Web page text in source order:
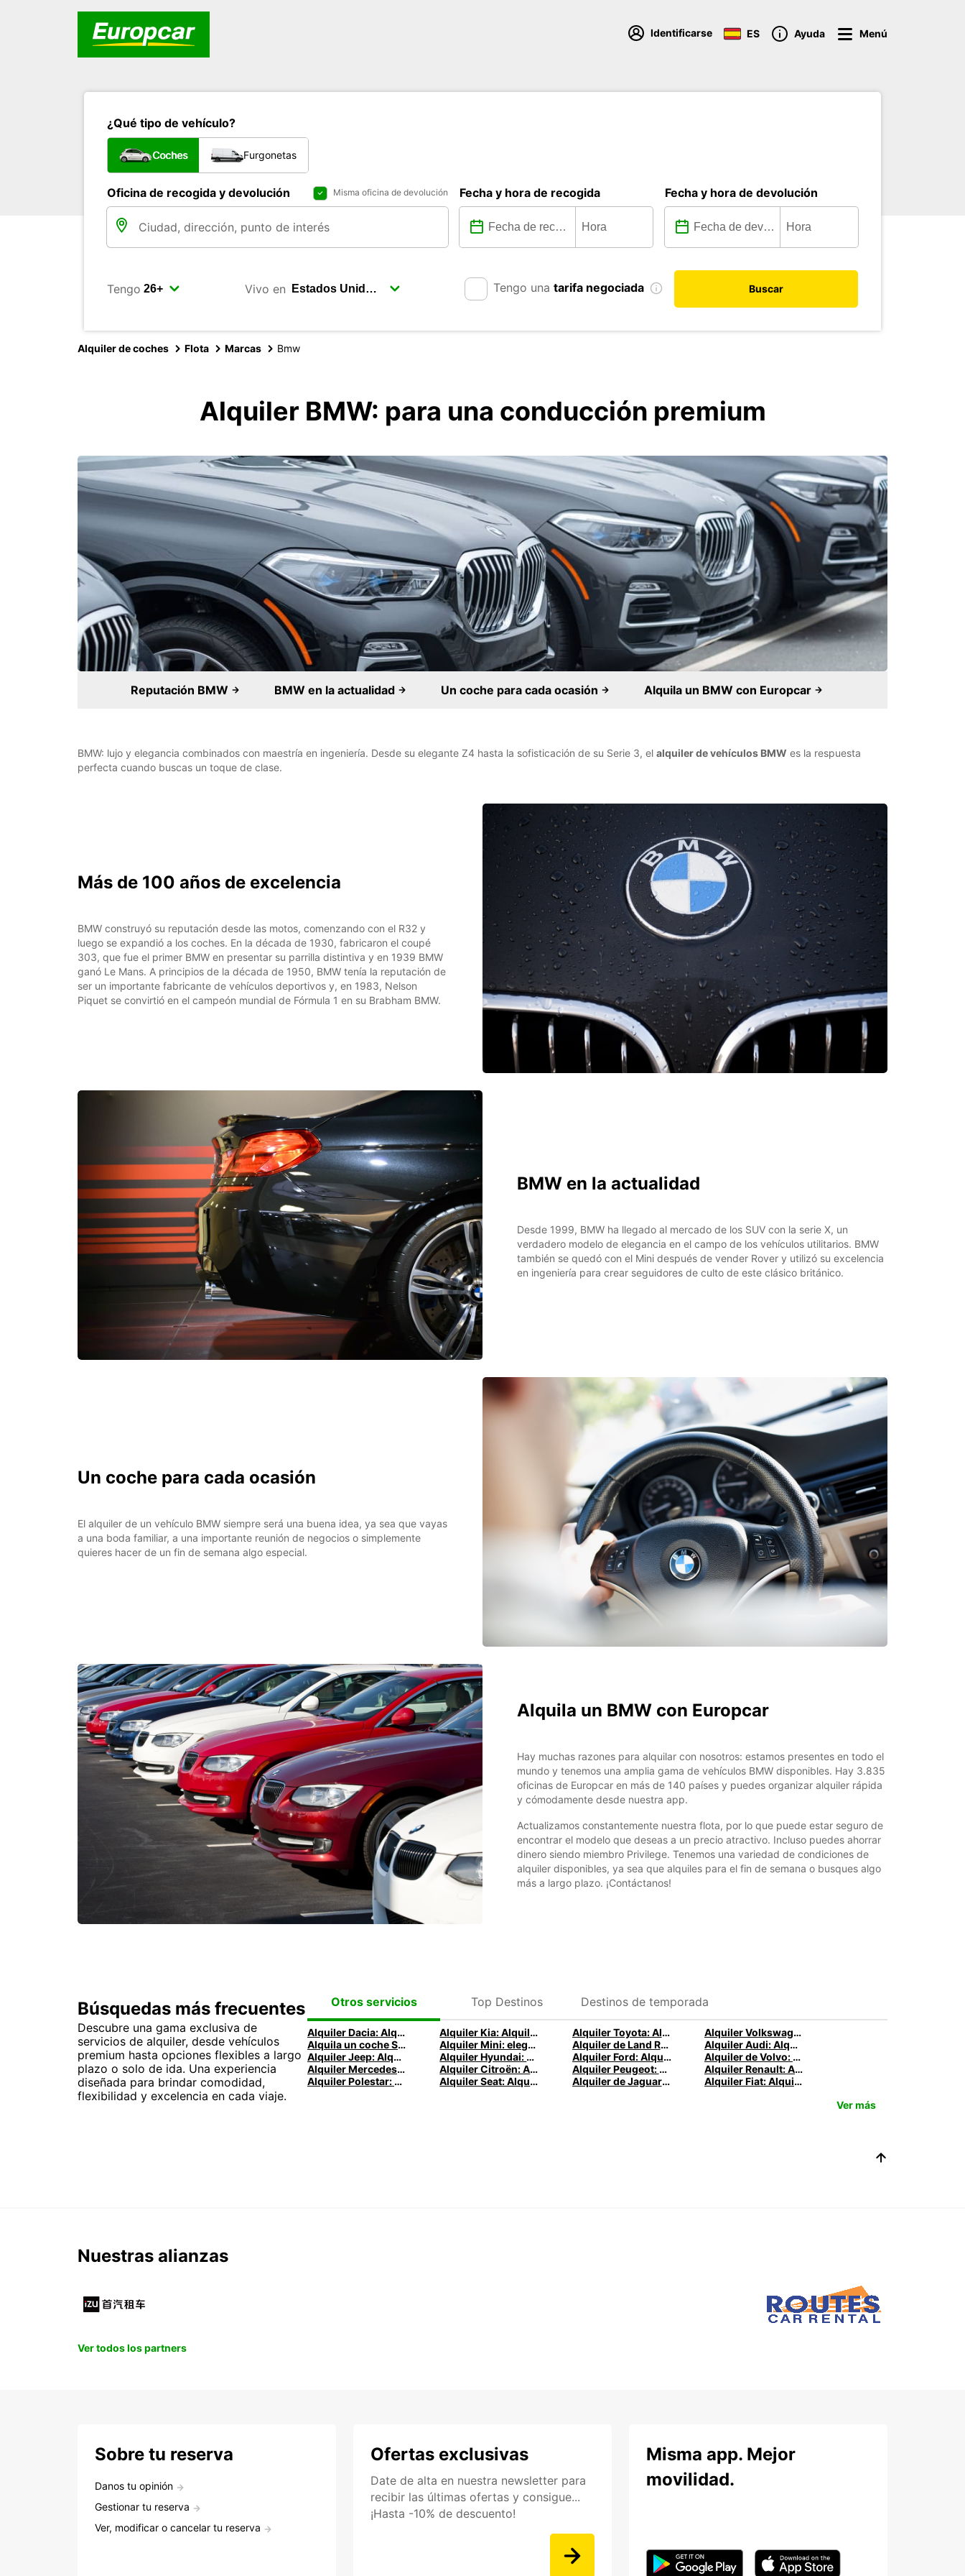
Identificarse ES Ayuda Menú
¿Qué tipo de vehículo?
Coches Furgonetas
Oficina de recogida y devolución Misma oficina de devolución Fecha y hora de recogida Fecha y hora de devolución
Tengo Vivo en Tengo una tarifa negociada Buscar
Alquiler de coches Flota Marcas Bmw
Alquiler BMW: para una conducción premium
Reputación BMW BMW en la actualidad Un coche para cada ocasión Alquila un BMW con Europcar
BMW: lujo y elegancia combinados con maestría en ingeniería. Desde su elegante Z4 hasta la sofisticación de su Serie 3, el alquiler de vehículos BMW es la respuesta
perfecta cuando buscas un toque de clase.
Más de 100 años de excelencia
BMW construyó su reputación desde las motos, comenzando con el R32 y
luego se expandió a los coches. En la década de 1930, fabricaron el coupé
303, que fue el primer BMW en presentar su parrilla distintiva y en 1939 BMW
ganó Le Mans. A principios de la década de 1950, BMW tenía la reputación de
ser un importante fabricante de vehículos deportivos y, en 1983, Nelson
Piquet se convirtió en el campeón mundial de Fórmula 1 en su Brabham BMW.
BMW en la actualidad
Desde 1999, BMW ha llegado al mercado de los SUV con la serie X, un
verdadero modelo de elegancia en el campo de los vehículos utilitarios. BMW
también se quedó con el Mini después de vender Rover y utilizó su excelencia
en ingeniería para crear seguidores de culto de este clásico británico.
Un coche para cada ocasión
El alquiler de un vehículo BMW siempre será una buena idea, ya sea que vayas
a una boda familiar, a una importante reunión de negocios o simplemente
quieres hacer de un fin de semana algo especial.
Alquila un BMW con Europcar
Hay muchas razones para alquilar con nosotros: estamos presentes en todo el
mundo y tenemos una amplia gama de vehículos BMW disponibles. Hay 3.835
oficinas de Europcar en más de 140 países y puedes organizar alquiler rápida
y cómodamente desde nuestra app.
Actualizamos constantemente nuestra flota, por lo que puede estar seguro de
encontrar el modelo que deseas a un precio atractivo. Incluso puedes ahorrar
dinero siendo miembro Privilege. Tenemos una variedad de condiciones de
alquiler disponibles, ya sea que alquiles para el fin de semana o busques algo
más a largo plazo. ¡Contáctanos!
Búsquedas más frecuentes
Descubre una gama exclusiva de
servicios de alquiler, desde vehículos
premium hasta opciones flexibles a largo
plazo o solo de ida. Una experiencia
diseñada para brindar comodidad,
flexibilidad y excelencia en cada viaje.
Otros servicios Top Destinos Destinos de temporada
Alquiler Dacia: Alquile un Dacia con Europcar Alquiler Kia: Alquile un Kia con Europcar Alquiler Toyota: Alquile un Toyota con Europcar
Alquiler Volkswagen: Alquile un VW con Europcar
Alquila un coche Skoda con Europcar
Alquiler Mini: elegante e icónico Alquiler de Land Rover: Alquila un Land Rover con Europcar
Alquiler Audi: Alquile un Audi con Europcar
Alquiler Jeep: Alquile un Jeep con Europcar
Alquiler Hyundai: Alquile un Hyundai con Europcar Alquiler Ford: Alquile un Ford con Europcar
Alquiler de Volvo: Alquila un Volvo con Europcar
Alquiler Mercedes: Alquile un Mercedes con Europcar
Alquiler Citroën: Alquilar un Citroën con Europcar Alquiler Peugeot: Alquile un Peugeot con Europcar
Alquiler Renault: Alquilar un Renault con Europcar
Alquiler Polestar: Alquila un Polestar con Europcar
Alquiler Seat: Alquile un Seat con Europcar Alquiler de Jaguar: Alquilar un Jaguar con Europcar
Alquiler Fiat: Alquile un Fiat con Europcar
Ver más
Nuestras alianzas
Ver todos los partners
Sobre tu reserva
Danos tu opinión
Gestionar tu reserva
Ver, modificar o cancelar tu reserva
Ofertas exclusivas
Date de alta en nuestra newsletter para
recibir las últimas ofertas y consigue...
¡Hasta -10% de descuento!
Misma app. Mejor
movilidad.